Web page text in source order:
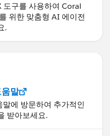
구를 사용하여 Coral
위한 맞춤형 AI 에이전
.
말
에 방문하여 추가적인
받아보세요.